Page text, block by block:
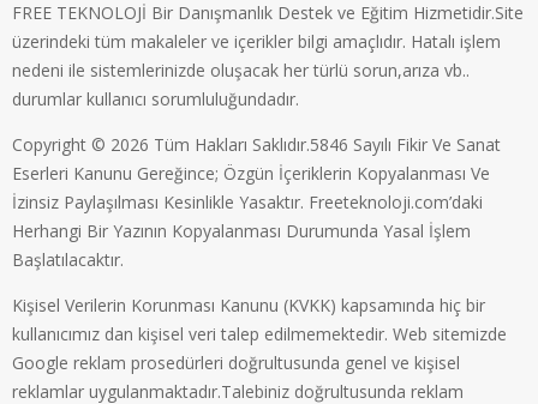
FREE TEKNOLOJİ Bir Danışmanlık Destek ve Eğitim Hizmetidir.Site
üzerindeki tüm makaleler ve içerikler bilgi amaçlıdır. Hatalı işlem
nedeni ile sistemlerinizde oluşacak her türlü sorun,arıza vb..
durumlar kullanıcı sorumluluğundadır.
Copyright © 2026 Tüm Hakları Saklıdır.5846 Sayılı Fikir Ve Sanat
Eserleri Kanunu Gereğince; Özgün İçeriklerin Kopyalanması Ve
İzinsiz Paylaşılması Kesinlikle Yasaktır. Freeteknoloji.com’daki
Herhangi Bir Yazının Kopyalanması Durumunda Yasal İşlem
Başlatılacaktır.
Kişisel Verilerin Korunması Kanunu (KVKK) kapsamında hiç bir
kullanıcımız dan kişisel veri talep edilmemektedir. Web sitemizde
Google reklam prosedürleri doğrultusunda genel ve kişisel
reklamlar uygulanmaktadır.Talebiniz doğrultusunda reklam